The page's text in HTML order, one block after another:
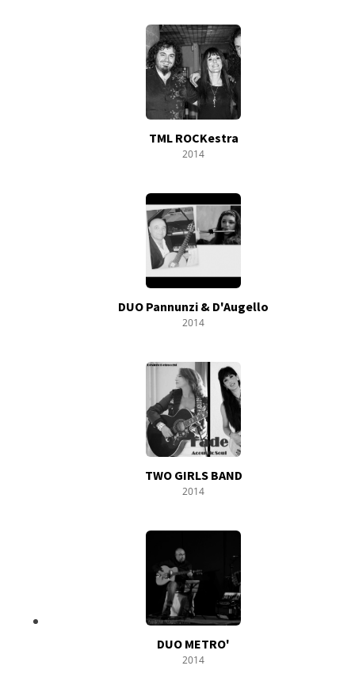
TML ROCKestra
2014
DUO Pannunzi & D'Augello
2014
TWO GIRLS BAND
2014
DUO METRO'
2014